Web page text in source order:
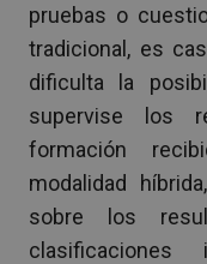
pruebas o
tradicional, es
dificulta la
supervise los
formación
modalidad
sobre los
clasificaciones